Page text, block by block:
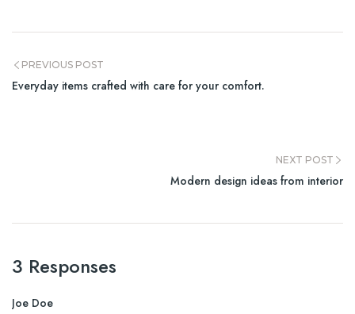
PREVIOUS POST
Everyday items crafted with care for your comfort.
NEXT POST
Modern design ideas from interior
3 Responses
Joe Doe